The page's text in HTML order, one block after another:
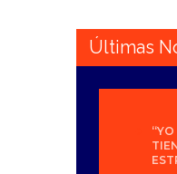
Últimas